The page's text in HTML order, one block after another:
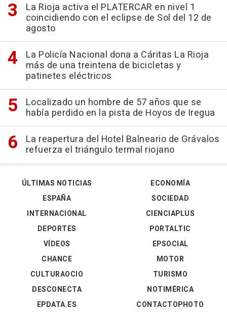
La Rioja activa el PLATERCAR en nivel 1
coincidiendo con el eclipse de Sol del 12 de
agosto
La Policía Nacional dona a Cáritas La Rioja
más de una treintena de bicicletas y
patinetes eléctricos
Localizado un hombre de 57 años que se
había perdido en la pista de Hoyos de Iregua
La reapertura del Hotel Balneario de Grávalos
refuerza el triángulo termal riojano
ÚLTIMAS NOTICIAS
ESPAÑA
INTERNACIONAL
DEPORTES
VÍDEOS
ECONOMÍA
SOCIEDAD
CIENCIAPLUS
PORTALTIC
EPSOCIAL
CHANCE
CULTURAOCIO
DESCONECTA
EPDATA.ES
MOTOR
TURISMO
NOTIMÉRICA
CONTACTOPHOTO